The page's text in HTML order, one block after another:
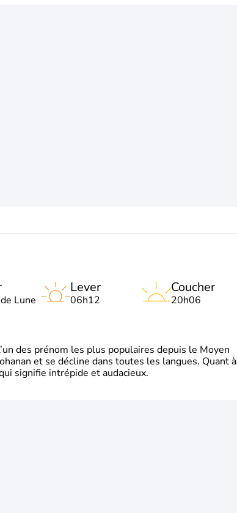
Lune
Lever
06h12
Coucher
20h06
des prénom les plus populaires depuis le Moyen
et se décline dans toutes les langues. Quant à
signifie intrépide et audacieux.